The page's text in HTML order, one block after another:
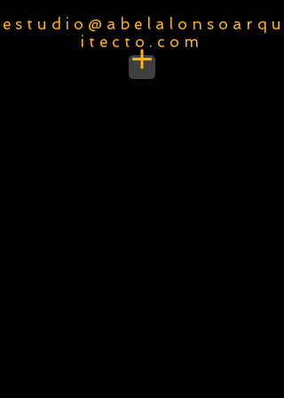
e s t u d i o @ a b e l a l o n s o a r q u
i t e c t o . c o m